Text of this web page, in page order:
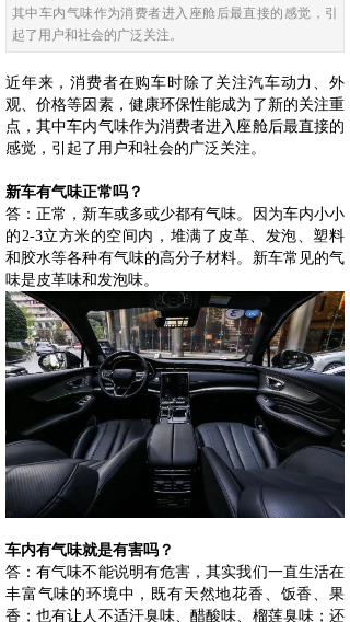
其中车内气味作为消费者进入座舱后最直接的感觉，引
起了用户和社会的广泛关注。
近年来，消费者在购车时除了关注汽车动力、外
观、价格等因素，健康环保性能成为了新的关注重
点，其中车内气味作为消费者进入座舱后最直接的
感觉，引起了用户和社会的广泛关注。
新车有气味正常吗？
答：正常，新车或多或少都有气味。因为车内小小
的2-3立方米的空间内，堆满了皮革、发泡、塑料
和胶水等各种有气味的高分子材料。新车常见的气
味是皮革味和发泡味。
车内有气味就是有害吗？
答：有气味不能说明有危害，其实我们一直生活在
丰富气味的环境中，既有天然地花香、饭香、果
香；也有让人不适汗臭味、醋酸味、榴莲臭味；还